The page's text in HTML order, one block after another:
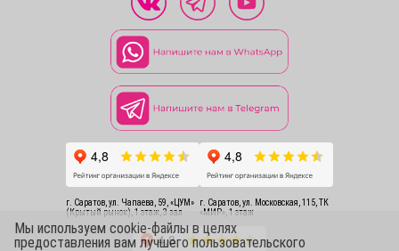
г. Саратов, ул. Чапаева, 59, «ЦУМ»
(Крытый рынок), 1 этаж, 3 зал
г. Саратов, ул. Московская, 115, ТК
«МИР», 1 этаж
Мы используем cookie-файлы в целях
предоставления вам лучшего пользовательского